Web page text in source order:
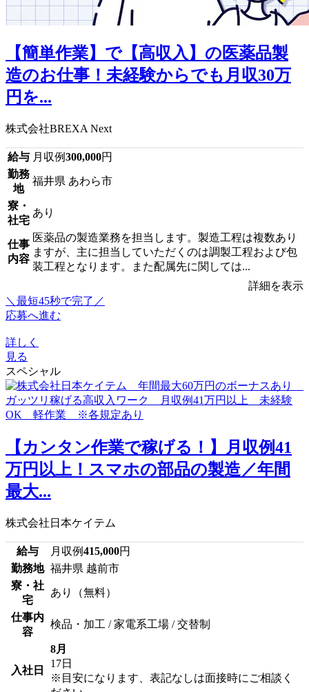
【簡単作業】で【高収入】の医薬品製
造のお仕事！未経験からでも月収30万
円を...
株式会社BREXA Next
給与 月収例300,000円
勤務
地
福井県 あわら市
寮・
社宅
あり
仕事
内容
医薬品の製造業務を担当します。製造工程は複数あり
ますが、主に担当していただくのは調製工程および包
装工程となります。また配属先に関しては...
詳細を表示
＼最短45秒で完了／
応募へ進む
詳しく
見る
スペシャル
【カンタン作業で稼げる！】月収例41
万円以上！スマホの部品の製造／年間
最大...
株式会社日本ケイテム
給与 月収例415,000円
勤務地 福井県 越前市
寮・社
宅
あり（無料）
仕事内
容
検品・加工 / 家電系工場 / 交替制
入社日
8月
17日
※目安になります、表記なしは面接時にご相談く